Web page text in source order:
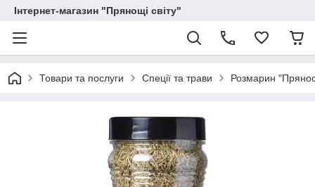
Інтернет-магазин "Прянощі світу"
Товари та послуги Спеції та трави Розмарин